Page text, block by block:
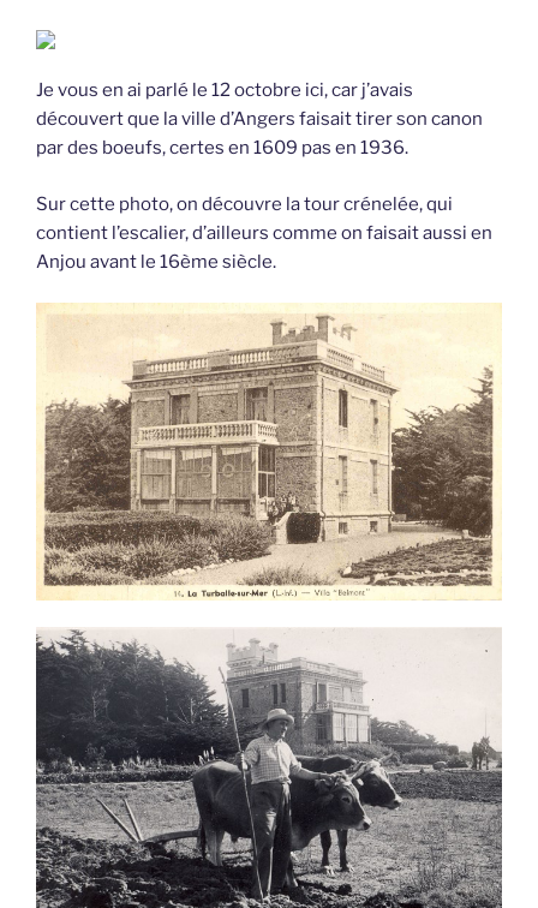
Je vous en ai parlé le 12 octobre ici, car j’avais
découvert que la ville d’Angers faisait tirer son canon
par des boeufs, certes en 1609 pas en 1936.
Sur cette photo, on découvre la tour crénelée, qui
contient l’escalier, d’ailleurs comme on faisait aussi en
Anjou avant le 16ème siècle.